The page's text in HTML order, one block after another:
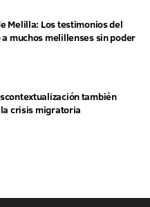
Melilla: Los testimonios del
muchos melillenses sin poder
también
crisis migratoria